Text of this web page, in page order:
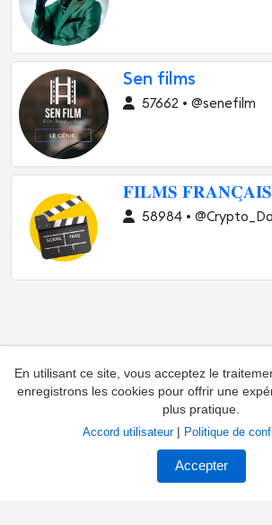
Sen films
57662 • @senefilm
𝐅𝐈𝐋𝐌𝐒
58984 •
Ajouter une chaîne
En utilisant ce site, vous acceptez le
enregistrons les cookies pour offrir une
plus pratique.
Accord utilisateur| Politique de
Accepter